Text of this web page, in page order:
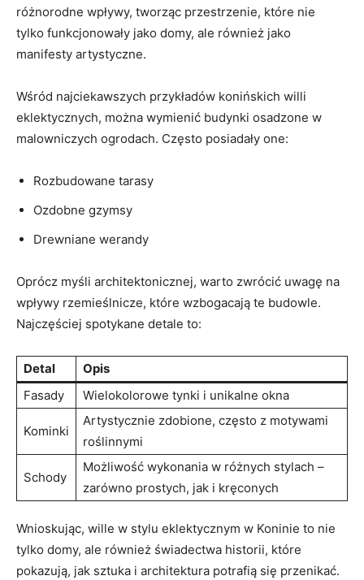
‍różnorodne wpływy, tworząc przestrzenie, które nie
tylko funkcjonowały jako domy, ale również jako
manifesty artystyczne.
Wśród najciekawszych przykładów konińskich willi
eklektycznych, można wymienić budynki osadzone w ​
malowniczych ogrodach. Często posiadały one:
Rozbudowane tarasy
Ozdobne gzymsy
Drewniane werandy
Oprócz myśli ‌architektonicznej, warto zwrócić uwagę na
wpływy rzemieślnicze,‍ które wzbogacają te budowle.
Najczęściej spotykane detale to:
Detal
Opis
Fasady
Wielokolorowe‍ tynki ⁢i unikalne okna
Kominki
Artystycznie zdobione, często z‍ motywami
roślinnymi
Schody
Możliwość⁤ wykonania w różnych stylach –
zarówno prostych, jak i⁤ kręconych
Wnioskując,‍ wille‌ w stylu eklektycznym w Koninie to nie
tylko‌ domy, ale również ‌świadectwa ​historii, które
pokazują, jak sztuka i architektura potrafią ⁣się przenikać.⁤